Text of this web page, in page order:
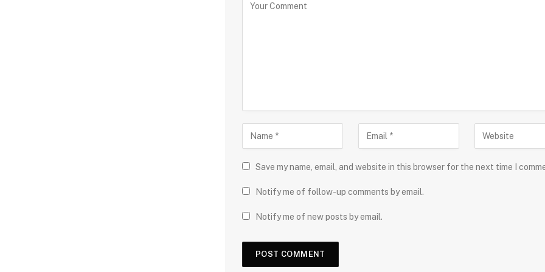
Save my name, email, and website in this browser for the next time I
Notify me of follow-up comments by email.
Notify me of new posts by email.